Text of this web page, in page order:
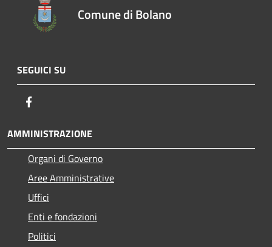
Comune di Bolano
SEGUICI SU
AMMINISTRAZIONE
Organi di Governo
Aree Amministrative
Uffici
Enti e fondazioni
Politici